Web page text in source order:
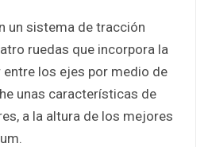
un sistema de tracción
ruedas que incorpora la
los ejes por medio de
unas características de
a la altura de los mejores